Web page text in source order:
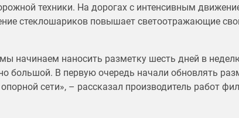
техники. На дорогах с интенсивным
стеклошариков повышает светоотражающие
начинаем наносить разметку шесть дней в
большой. В первую очередь начали обновлять
сети», – рассказал производитель работ